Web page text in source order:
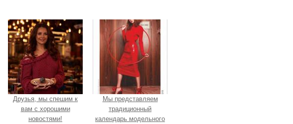
Друзья, мы спешим к
вам с хорошими
новостями!
Мы представляем
традиционный
календарь модельного